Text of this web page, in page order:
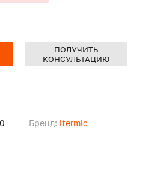
Бренд: itermic
ПОЛУЧИТЬ
КОНСУЛЬТАЦИЮ